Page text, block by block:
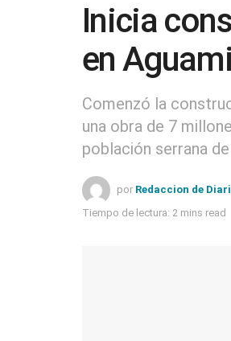
Inicia
en
Comenzó la
una obra de 7
población serrana
por Redaccion de
Tiempo de lectura: 2 mins read